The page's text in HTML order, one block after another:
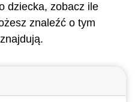
dziecka, zobacz ile
znaleźć o tym